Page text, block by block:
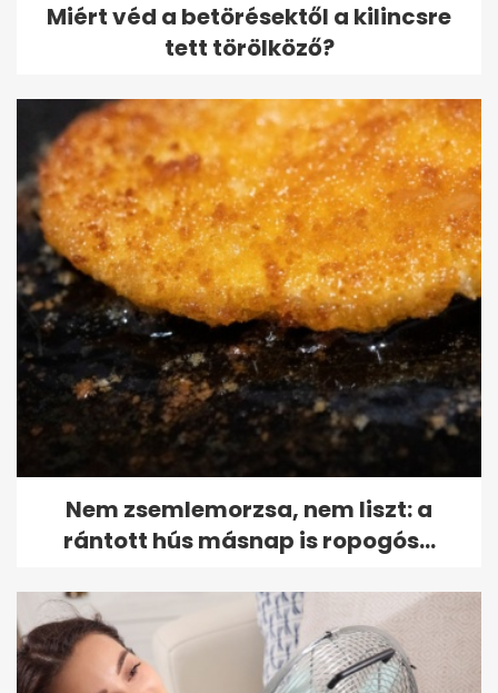
Miért véd a betörésektől a kilincsre
tett törölköző?
Nem zsemlemorzsa, nem liszt: a
rántott hús másnap is ropogós...